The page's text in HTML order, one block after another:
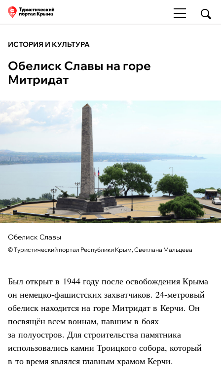
ИСТОРИЯ И КУЛЬТУРА
Обелиск Славы на горе
Митридат
Обелиск Славы
©Туристический портал Республики Крым, Светлана Мальцева
Был открыт в 1944 году после освобождения Крыма
он немецко-фашистских захватчиков. 24-метровый
обелиск находится на горе Митридат в Керчи. Он
посвящён всем воинам, павшим в боях
за полуостров. Для строительства памятника
использовались камни Троицкого собора, который
в то время являлся главным храмом Керчи.